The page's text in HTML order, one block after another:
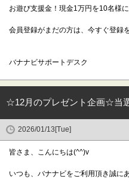
お遊び支援金！現金1万円を10名様
会員登録がまだの方は、今すぐ登録
バナナビサポートデスク
☆12月のプレゼント企画☆当
2026/01/13[Tue]
皆さま、こんにちは(^^)v
いつも、バナナビをご利用頂き誠に